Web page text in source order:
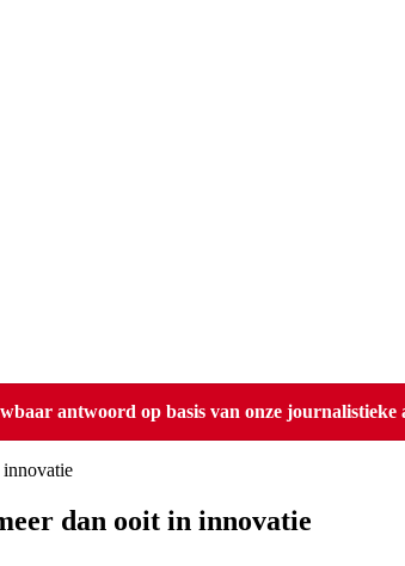
antwoord op basis van onze journalistieke
innovatie
dan ooit in innovatie